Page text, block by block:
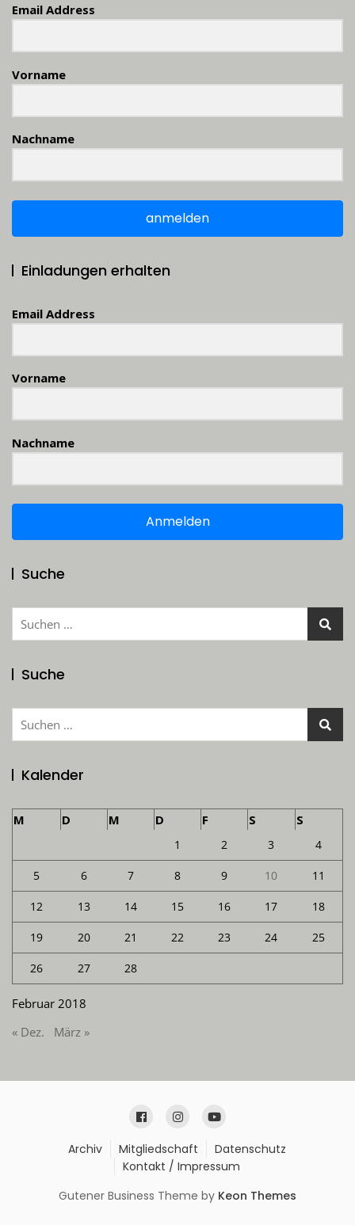
Email Address
Vorname
Nachname
anmelden
Einladungen erhalten
Email Address
Vorname
Nachname
Anmelden
Suche
Suchen
Suche
Suchen
Kalender
Februar 2018
M D M D F S S
1 2 3 4
5 6 7 8 9 10 11
12 13 14 15 16 17 18
19 20 21 22 23 24 25
26 27 28
« Dez. März »
Archiv Mitgliedschaft
Datenschutz
Kontakt / Impressum
Gutener Business Theme by Keon Themes